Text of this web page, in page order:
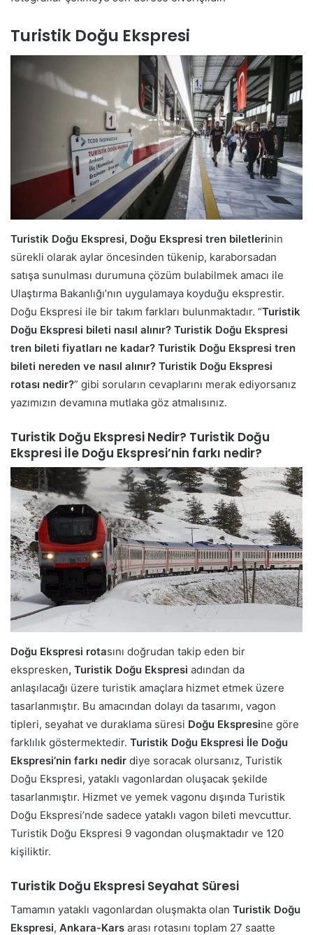
Turistik Doğu Ekspresi
Turistik Doğu Ekspresi, Doğu Ekspresi tren biletlerinin
sürekli olarak aylar öncesinden tükenip, karaborsadan
satışa sunulması durumuna çözüm bulabilmek amacı ile
Ulaştırma Bakanlığı’nın uygulamaya koyduğu eksprestir.
Doğu Ekspresi ile bir takım farkları bulunmaktadır. “Turistik
Doğu Ekspresi bileti nasıl alınır? Turistik Doğu Ekspresi
tren bileti fiyatları ne kadar? Turistik Doğu Ekspresi tren
bileti nereden ve nasıl alınır? Turistik Doğu Ekspresi
rotası nedir?” gibi soruların cevaplarını merak ediyorsanız
yazımızın devamına mutlaka göz atmalısınız.
Turistik Doğu Ekspresi Nedir? Turistik Doğu
Ekspresi İle Doğu Ekspresi’nin farkı nedir?
Doğu Ekspresi rotasını doğrudan takip eden bir
ekspresken, Turistik Doğu Ekspresi adından da
anlaşılacağı üzere turistik amaçlara hizmet etmek üzere
tasarlanmıştır. Bu amacından dolayı da tasarımı, vagon
tipleri, seyahat ve duraklama süresi Doğu Ekspresine göre
farklılık göstermektedir. Turistik Doğu Ekspresi İle Doğu
Ekspresi’nin farkı nedir diye soracak olursanız, Turistik
Doğu Ekspresi, yataklı vagonlardan oluşacak şekilde
tasarlanmıştır. Hizmet ve yemek vagonu dışında Turistik
Doğu Ekspresi’nde sadece yataklı vagon bileti mevcuttur.
Turistik Doğu Ekspresi 9 vagondan oluşmaktadır ve 120
kişiliktir.
Turistik Doğu Ekspresi Seyahat Süresi
Tamamın yataklı vagonlardan oluşmakta olan Turistik Doğu
Ekspresi, Ankara-Kars arası rotasını toplam 27 saatte